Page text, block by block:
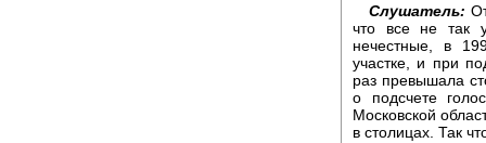
Слушатель:
что все не так
нечестные, в
участке, и при
раз превышала
о подсчете
Московской
в столицах. Так